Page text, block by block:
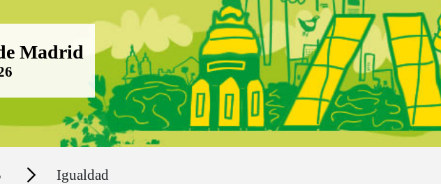
de Madrid
Madrid
Secciones Igualdad